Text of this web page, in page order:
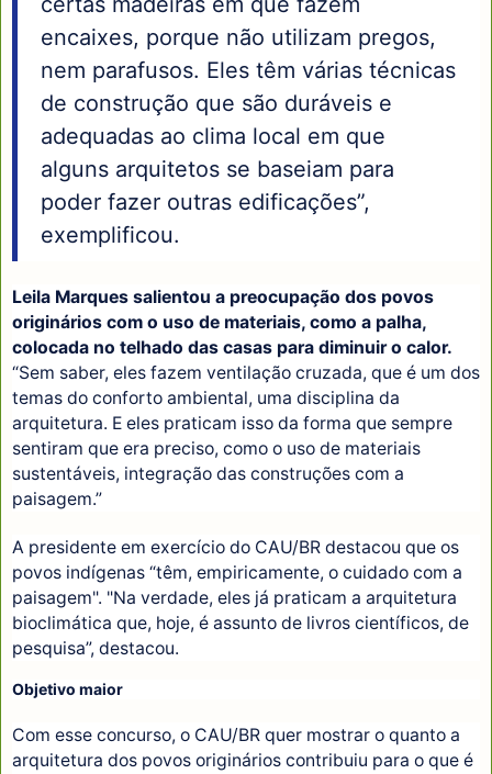
encaixes, porque não utilizam pregos,
nem parafusos. Eles têm várias técnicas
de construção que são duráveis e
adequadas ao clima local em que
alguns arquitetos se baseiam para
poder fazer outras edificações”,
exemplificou.
Leila Marques salientou a preocupação dos povos
originários com o uso de materiais, como a palha,
colocada no telhado das casas para diminuir o calor.
“Sem saber, eles fazem ventilação cruzada, que é um dos
temas do conforto ambiental, uma disciplina da
arquitetura. E eles praticam isso da forma que sempre
sentiram que era preciso, como o uso de materiais
sustentáveis, integração das construções com a
paisagem.”
A presidente em exercício do CAU/BR destacou que os
povos indígenas “têm, empiricamente, o cuidado com a
paisagem". "Na verdade, eles já praticam a arquitetura
bioclimática que, hoje, é assunto de livros científicos, de
pesquisa”, destacou.
Objetivo maior
Com esse concurso, o CAU/BR quer mostrar o quanto a
arquitetura dos povos originários contribuiu para o que é